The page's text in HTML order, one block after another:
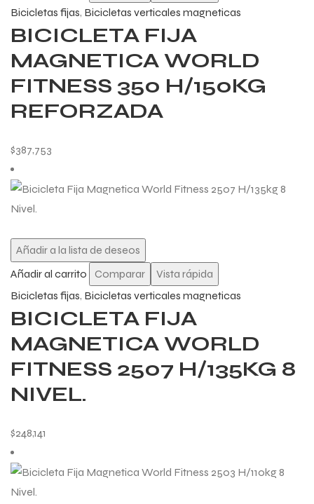
Bicicletas fijas, Bicicletas verticales magneticas
BICICLETA FIJA
MAGNETICA WORLD
FITNESS 350 H/150KG
REFORZADA
$387,753
Añadir a la lista de deseos
Añadir al carrito
Comparar
Vista rápida
Bicicletas fijas, Bicicletas verticales magneticas
BICICLETA FIJA
MAGNETICA WORLD
FITNESS 2507 H/135KG 8
NIVEL.
$248,141